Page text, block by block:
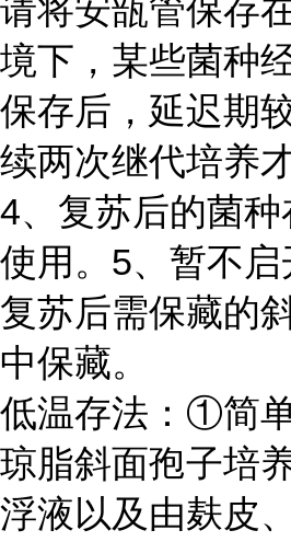
请将安瓿管保存
境下，某些菌种
保存后，延迟期
续两次继代培养
4、复苏后的菌
使用。 5、暂不启
复苏后需保藏的
中保藏。
低温存法： ①简
琼脂斜面孢子培
浮液以及由麸皮